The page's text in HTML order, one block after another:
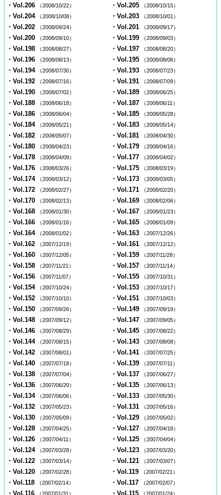
・Vol.206 （2008/10/22） ・Vol.205 （2008/10/15）
・Vol.204 （2008/10/08） ・Vol.203 （2008/10/01）
・Vol.202 （2008/09/24） ・Vol.201 （2008/09/17）
・Vol.200 （2008/09/10） ・Vol.199 （2008/09/03）
・Vol.198 （2008/08/27） ・Vol.197 （2008/08/20）
・Vol.196 （2008/08/13） ・Vol.195 （2008/08/06）
・Vol.194 （2008/07/30） ・Vol.193 （2008/07/23）
・Vol.192 （2008/07/16） ・Vol.191 （2008/07/09）
・Vol.190 （2008/07/02） ・Vol.189 （2008/06/25）
・Vol.188 （2008/06/18） ・Vol.187 （2008/06/11）
・Vol.186 （2008/06/04） ・Vol.185 （2008/05/28）
・Vol.184 （2008/05/21） ・Vol.183 （2008/05/14）
・Vol.182 （2008/05/07） ・Vol.181 （2008/04/30）
・Vol.180 （2008/04/23） ・Vol.179 （2008/04/16）
・Vol.178 （2008/04/09） ・Vol.177 （2008/04/02）
・Vol.176 （2008/03/26） ・Vol.175 （2008/03/19）
・Vol.174 （2008/03/12） ・Vol.173 （2008/03/05）
・Vol.172 （2008/02/27） ・Vol.171 （2008/02/20）
・Vol.170 （2008/02/13） ・Vol.169 （2008/02/06）
・Vol.168 （2008/01/30） ・Vol.167 （2008/01/23）
・Vol.166 （2008/01/16） ・Vol.165 （2008/01/09）
・Vol.164 （2008/01/02） ・Vol.163 （2007/12/26）
・Vol.162 （2007/12/19） ・Vol.161 （2007/12/12）
・Vol.160 （2007/12/05） ・Vol.159 （2007/11/28）
・Vol.158 （2007/11/21） ・Vol.157 （2007/11/14）
・Vol.156 （2007/11/07） ・Vol.155 （2007/10/31）
・Vol.154 （2007/10/24） ・Vol.153 （2007/10/17）
・Vol.152 （2007/10/10） ・Vol.151 （2007/10/03）
・Vol.150 （2007/09/26） ・Vol.149 （2007/09/19）
・Vol.148 （2007/09/12） ・Vol.147 （2007/09/05）
・Vol.146 （2007/08/29） ・Vol.145 （2007/08/22）
・Vol.144 （2007/08/15） ・Vol.143 （2007/08/08）
・Vol.142 （2007/08/01） ・Vol.141 （2007/07/25）
・Vol.140 （2007/07/18） ・Vol.139 （2007/07/11）
・Vol.138 （2007/07/04） ・Vol.137 （2007/06/27）
・Vol.136 （2007/06/20） ・Vol.135 （2007/06/13）
・Vol.134 （2007/06/06） ・Vol.133 （2007/05/30）
・Vol.132 （2007/05/23） ・Vol.131 （2007/05/16）
・Vol.130 （2007/05/09） ・Vol.129 （2007/05/02）
・Vol.128 （2007/04/25） ・Vol.127 （2007/04/18）
・Vol.126 （2007/04/11） ・Vol.125 （2007/04/04）
・Vol.124 （2007/03/28） ・Vol.123 （2007/03/20）
・Vol.122 （2007/03/14） ・Vol.121 （2007/03/07）
・Vol.120 （2007/02/28） ・Vol.119 （2007/02/21）
・Vol.118 （2007/02/14） ・Vol.117 （2007/02/07）
・Vol.116 （2007/01/31） ・Vol.115 （2007/01/24）